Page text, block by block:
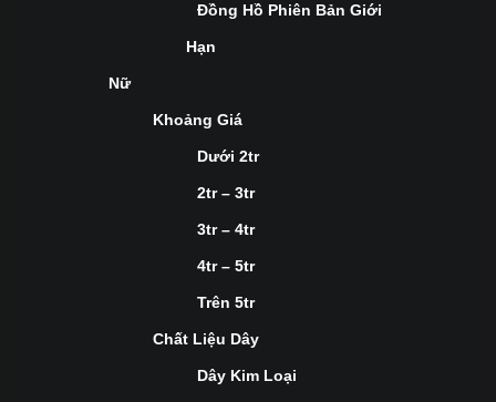
Đồng Hồ Phiên Bản Giới
Hạn
Nữ
Khoảng Giá
Dưới 2tr
2tr – 3tr
3tr – 4tr
4tr – 5tr
Trên 5tr
Chất Liệu Dây
Dây Kim Loại